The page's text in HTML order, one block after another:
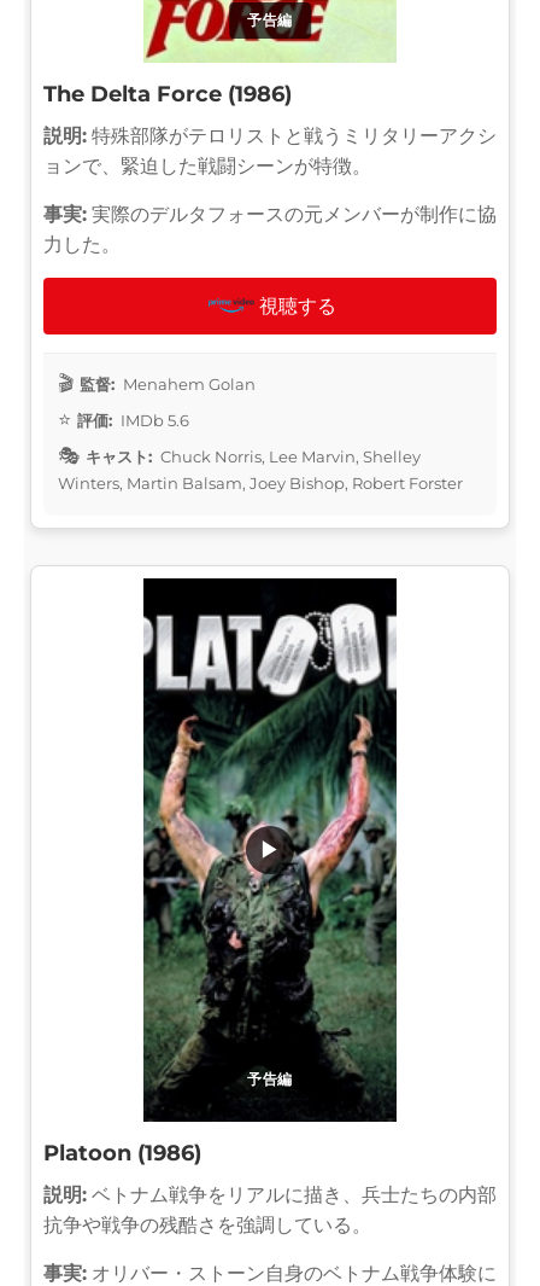
予告編
The Delta Force (1986)
説明: 特殊部隊がテロリストと戦うミリタリーアクシ
ョンで、緊迫した戦闘シーンが特徴。
事実: 実際のデルタフォースの元メンバーが制作に協
力した。
視聴する
監督: Menahem Golan
評価: IMDb 5.6
キャスト: Chuck Norris, Lee Marvin, Shelley
Winters, Martin Balsam, Joey Bishop, Robert Forster
予告編
▶
Platoon (1986)
説明: ベトナム戦争をリアルに描き、兵士たちの内部
抗争や戦争の残酷さを強調している。
事実: オリバー・ストーン自身のベトナム戦争体験に